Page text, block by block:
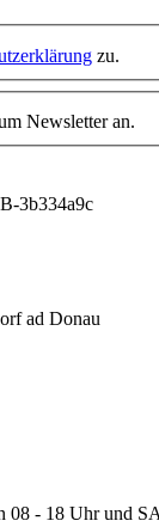
zu.
Newsletter an.
ad Donau
- 18 Uhr und